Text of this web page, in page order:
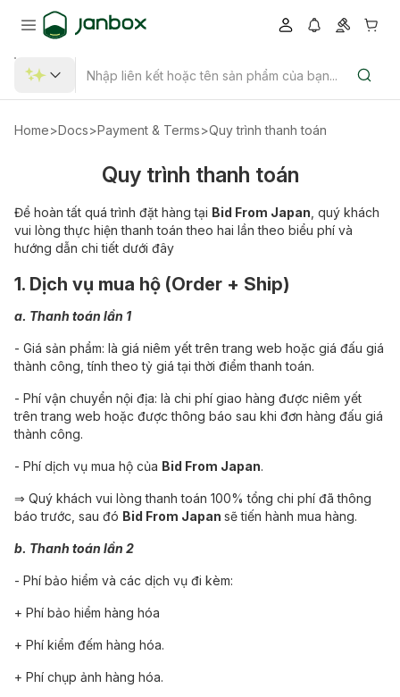
Home>Docs>Payment & Terms>Quy trình thanh toán
Quy trình thanh toán
Để hoàn tất quá trình đặt hàng tại Bid From Japan , quý khách
vui lòng thực hiện thanh toán theo hai lần theo biểu phí và
hướng dẫn chi tiết dưới đây
1. Dịch vụ mua hộ (Order + Ship)
a. Thanh toán lần 1
- Giá sản phẩm: là giá niêm yết trên trang web hoặc giá đấu giá
thành công, tính theo tỷ giá tại thời điểm thanh toán.
- Phí vận chuyển nội địa: là chi phí giao hàng được niêm yết
trên trang web hoặc được thông báo sau khi đơn hàng đấu giá
thành công.
- Phí dịch vụ mua hộ của Bid From Japan.
⇒ Quý khách vui lòng thanh toán 100% tổng chi phí đã thông
báo trước, sau đó Bid From Japan sẽ tiến hành mua hàng.
b. Thanh toán lần 2
- Phí bảo hiểm và các dịch vụ đi kèm:
+ Phí bảo hiểm hàng hóa
+ Phí kiểm đếm hàng hóa.
+ Phí chụp ảnh hàng hóa.